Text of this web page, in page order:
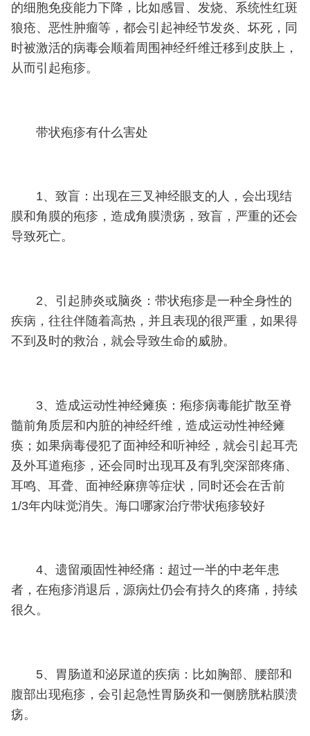
的细胞免疫能力下降，比如感冒、发烧、系统性红斑
狼疮、恶性肿瘤等，都会引起神经节发炎、坏死，同
时被激活的病毒会顺着周围神经纤维迁移到皮肤上，
从而引起疱疹。
带状疱疹有什么害处
1、致盲：出现在三叉神经眼支的人，会出现结
膜和角膜的疱疹，造成角膜溃疡，致盲，严重的还会
导致死亡。
2、引起肺炎或脑炎：带状疱疹是一种全身性的
疾病，往往伴随着高热，并且表现的很严重，如果得
不到及时的救治，就会导致生命的威胁。
3、造成运动性神经瘫痪：疱疹病毒能扩散至脊
髓前角质层和内脏的神经纤维，造成运动性神经瘫
痪；如果病毒侵犯了面神经和听神经，就会引起耳壳
及外耳道疱疹，还会同时出现耳及有乳突深部疼痛、
耳鸣、耳聋、面神经麻痹等症状，同时还会在舌前
1/3年内味觉消失。海口哪家治疗带状疱疹较好
4、遗留顽固性神经痛：超过一半的中老年患
者，在疱疹消退后，源病灶仍会有持久的疼痛，持续
很久。
5、胃肠道和泌尿道的疾病：比如胸部、腰部和
腹部出现疱疹，会引起急性胃肠炎和一侧膀胱粘膜溃
疡。